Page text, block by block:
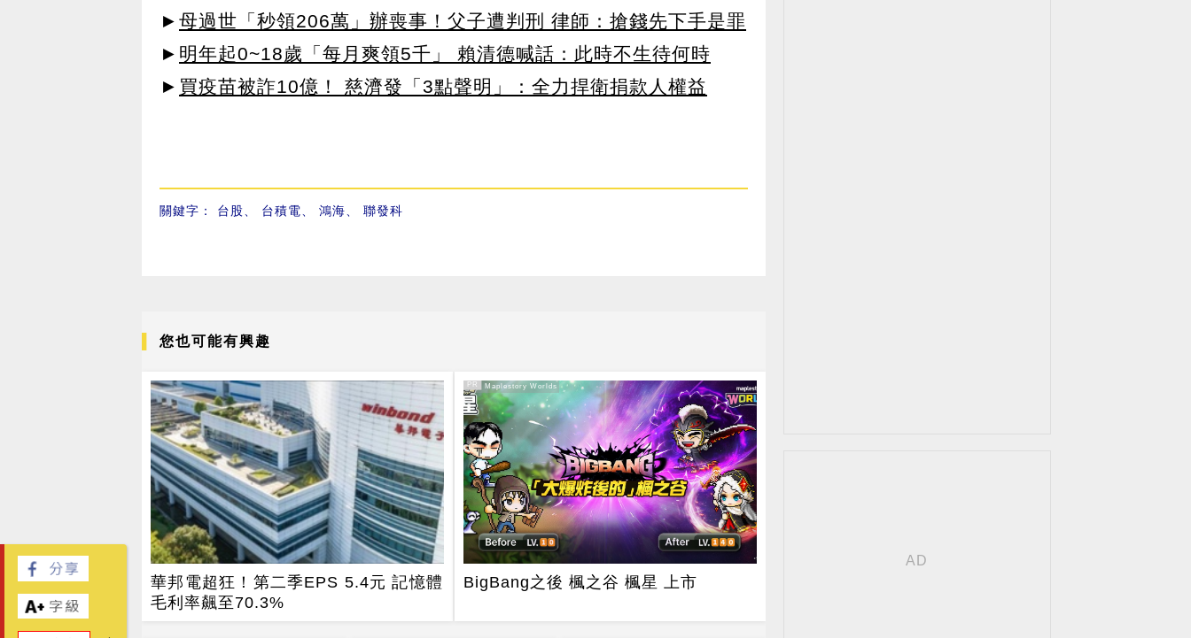
► 母過世「秒領206萬」辦喪事！父子遭判刑 律師：搶錢先下手是罪
► 明年起0~18歲「每月爽領5千」 賴清德喊話：此時不生待何時
► 買疫苗被詐10億！ 慈濟發「3點聲明」：全力捍衛捐款人權益
關鍵字： 台股 台積電 鴻海 聯發科
您也可能有興趣
華邦電超狂！第二季EPS 5.4元 記憶體
毛利率飆至70.3%
PR
BigBang之後 楓之谷 楓星 上市
PR・Maplestory Worlds